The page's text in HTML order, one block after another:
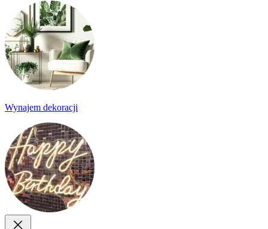
Wynajem dekoracji